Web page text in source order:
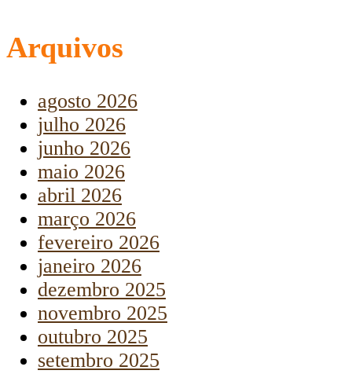
Arquivos
agosto 2026
julho 2026
junho 2026
maio 2026
abril 2026
março 2026
fevereiro 2026
janeiro 2026
dezembro 2025
novembro 2025
outubro 2025
setembro 2025